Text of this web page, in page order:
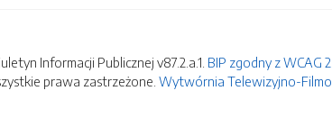
Informacji Publicznej v87.2.a.1. BIP zgodny z WCAG
prawa zastrzeżone. Wytwórnia Telewizyjno-